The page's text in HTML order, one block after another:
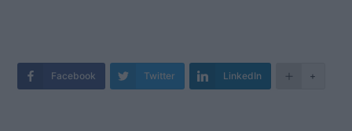
Facebook Twitter LinkedIn +